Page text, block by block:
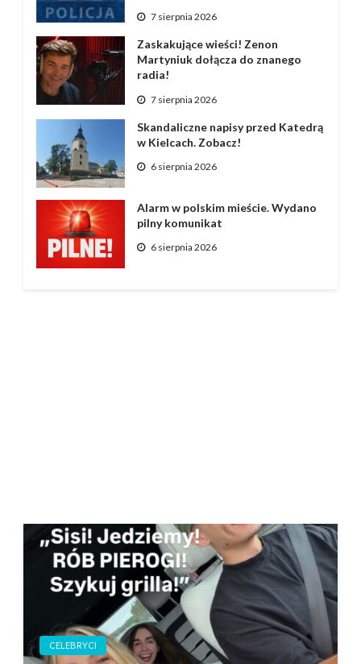
7 sierpnia 2026
Zaskakujące wieści! Zenon
Martyniuk dołącza do znanego
radia!
7 sierpnia 2026
Skandaliczne napisy przed Katedrą
w Kielcach. Zobacz!
6 sierpnia 2026
Alarm w polskim mieście. Wydano
pilny komunikat
6 sierpnia 2026
CELEBRYCI